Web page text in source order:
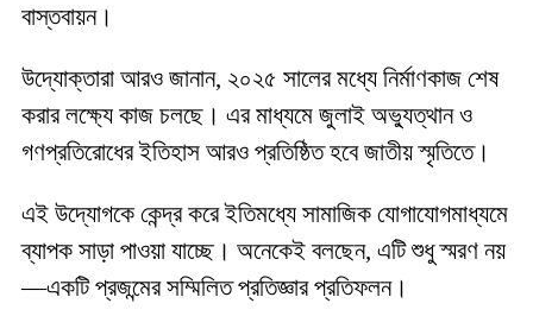
বাস্তবায়ন।
উদ্যোক্তারা আরও জানান, ২০২৫ সালের মধ্যে নির্মাণকাজ শেষ
করার লক্ষ্যে কাজ চলছে। এর মাধ্যমে জুলাই অভ্যুত্থান ও
গণপ্রতিরোধের ইতিহাস আরও প্রতিষ্ঠিত হবে জাতীয় স্মৃতিতে।
এই উদ্যোগকে কেন্দ্র করে ইতিমধ্যে সামাজিক যোগাযোগমাধ্যমে
ব্যাপক সাড়া পাওয়া যাচ্ছে। অনেকেই বলছেন, এটি শুধু স্মরণ নয়
—একটি প্রজন্মের সম্মিলিত প্রতিজ্ঞার প্রতিফলন।